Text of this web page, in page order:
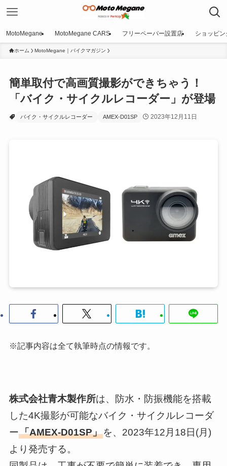
MotoMegane MotoMegane CARS フリーペーパー設置店 ショッピン
ホーム MotoMegane｜バイクマガジン
簡単取付で高画質撮影ができちゃう！
「バイク・サイクルレコーダー」が登場
バイク・サイクルレコーダー AMEX-D01SP 2023年12月11日
※記事内容は全て執筆時点の情報です。
株式会社青木製作所は、防水・防振機能を搭載
した4K撮影が可能なバイク・サイクルレコーダ
ー「AMEX-D01SP」を、2023年12月18日(月)
より発売する。